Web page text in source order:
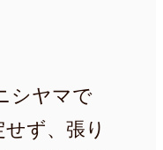
シヤマで
ず、張り